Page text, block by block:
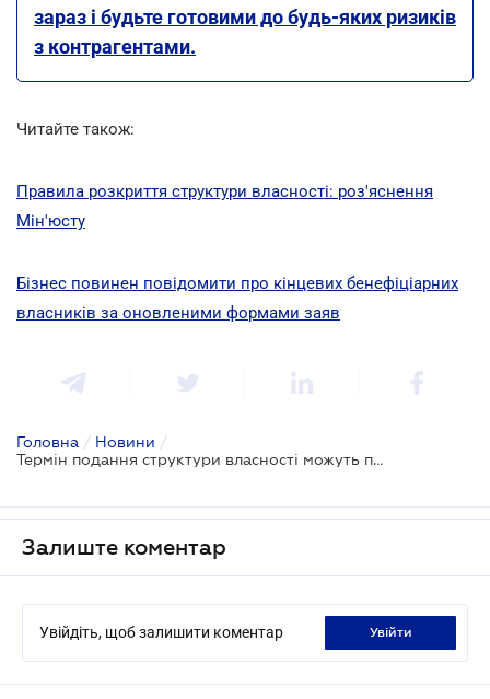
зараз і будьте готовими до будь-яких ризиків
з контрагентами.
Читайте також:
Правила розкриття структури власності: роз'яснення
Мін'юсту
Бізнес повинен повідомити про кінцевих бенефіціарних
власників за оновленими формами заяв
Головна / Новини /
Термін подання структури власності можуть продовжити на рік
Залиште коментар
Увійдіть, щоб залишити коментар увійти